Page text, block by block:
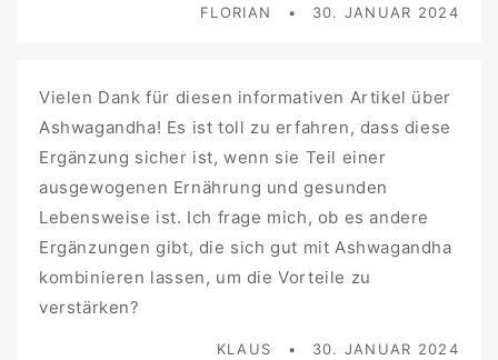
FLORIAN 30. JANUAR 2024
Vielen Dank für diesen informativen Artikel über
Ashwagandha! Es ist toll zu erfahren, dass diese
Ergänzung sicher ist, wenn sie Teil einer
ausgewogenen Ernährung und gesunden
Lebensweise ist. Ich frage mich, ob es andere
Ergänzungen gibt, die sich gut mit Ashwagandha
kombinieren lassen, um die Vorteile zu
verstärken?
KLAUS 30. JANUAR 2024